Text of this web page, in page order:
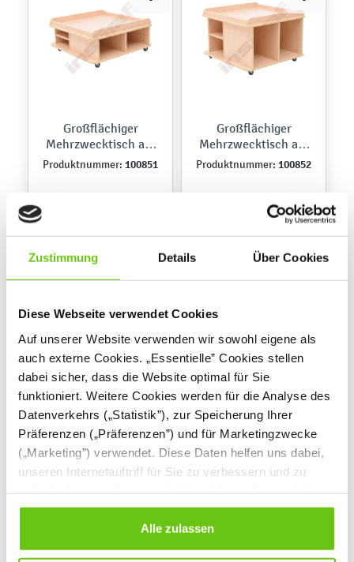
Zustimmung Details Über Cookies
Diese Webseite verwendet Cookies
Auf unserer Website verwenden wir sowohl eigene als
auch externe Cookies. „Essentielle” Cookies stellen
dabei sicher, dass die Website optimal für Sie
funktioniert. Weitere Cookies werden für die Analyse des
Datenverkehrs („Statistik”), zur Speicherung Ihrer
Präferenzen („Präferenzen”) und für Marketingzwecke
(„Marketing”) verwendet. Diese Daten helfen uns dabei,
unseren Internetauftriff für Sie zu verbessern und zu
Cookies Sie erlauben. Verweigern Sie Ihre Zustimmung,
wählen Sie „Alle ablehnen” – in diesem Fall werden nur
Daten verarbeitet, die für den Besuch unserer Website
Alle zulassen
Großflächiger
Mehrzwecktisch auf
Rollen, quadratisch,
Produktnummer: 100851
Großflächiger
Mehrzwecktisch auf
Rollen, quadratisch,
Produktnummer: 100852
356,90 €
Spielmatte - Stadt,
quadratisch
607022
Dschungel,
quadratisch607023